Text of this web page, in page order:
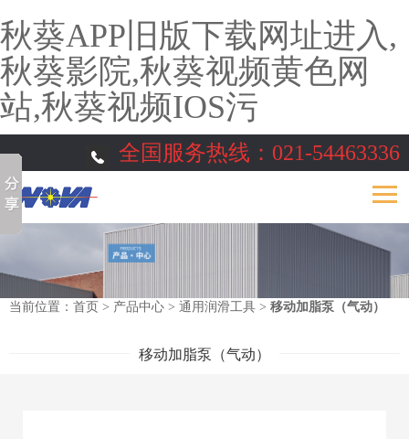
秋葵APP旧版下载网址进入,
秋葵影院,秋葵视频黄色网
站,秋葵视频IOS污
全国服务热线： 021-54463336
当前位置： 首页 > 产品中心 > 通用润滑工具 > 移动加脂泵（气动）
移动加脂泵（气动）